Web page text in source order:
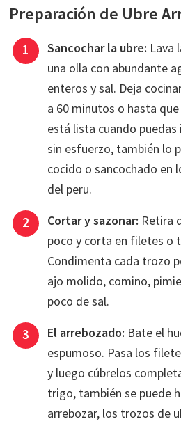
Preparación de Ubre
Sancochar la ubre: Lava
una olla con abundante
enteros y sal. Deja
a 60 minutos o hasta
está lista cuando
sin esfuerzo, también lo
cocido o sancochado en
del peru.
Cortar y sazonar: Retira
poco y corta en filetes o
Condimenta cada trozo
ajo molido, comino,
poco de sal.
El arrebozado: Bate el
espumoso. Pasa los
y luego cúbrelos
trigo, también se puede
arrebozar, los trozos de